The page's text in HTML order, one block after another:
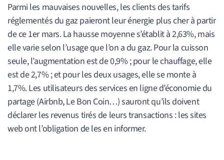
Parmi les mauvaises nouvelles, les clients des tarifs
réglementés du gaz paieront leur énergie plus cher à partir
de ce 1er mars. La hausse moyenne s’établit à 2,63%, mais
elle varie selon l’usage que l’on a du gaz. Pour la cuisson
seule, l’augmentation est de 0,9% ; pour le chauffage, elle
est de 2,7% ; et pour les deux usages, elle se monte à
1,7%. Les utilisateurs des services en ligne d’économie du
partage (Airbnb, Le Bon Coin…) sauront qu’ils doivent
déclarer les revenus tirés de leurs transactions : les sites
web ont l’obligation de les en informer.